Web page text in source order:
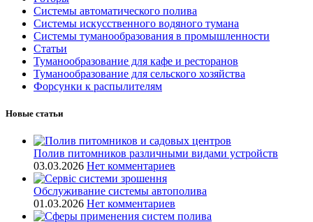
Системы автоматического полива
Системы искусственного водяного тумана
Системы туманообразования в промышленности
Статьи
Туманообразование для кафе и ресторанов
Туманообразование для сельского хозяйства
Форсунки к распылителям
Новые статьи
Полив питомников различными видами устройств
03.03.2026 Нет комментариев
Обслуживание системы автополива
01.03.2026 Нет комментариев